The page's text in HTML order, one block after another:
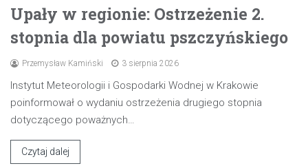
Upały w regionie: Ostrzeżenie 2.
stopnia dla powiatu pszczyńskiego
Przemysław Kamiński 3 sierpnia 2026
Instytut Meteorologii i Gospodarki Wodnej w Krakowie
poinformował o wydaniu ostrzeżenia drugiego stopnia
dotyczącego poważnych…
Czytaj dalej